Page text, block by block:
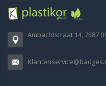
Ambachtstraat 14, 7587